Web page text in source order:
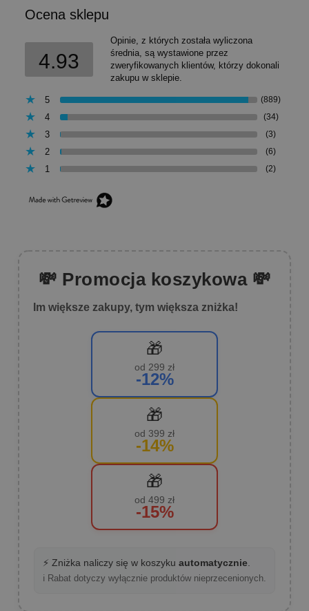
Ocena sklepu
4.93
Opinie, z których została wyliczona
średnia, są wystawione przez
zweryfikowanych klientów, którzy dokonali
zakupu w sklepie.
5 (889)
4 (34)
3 (3)
2 (6)
1 (2)
💸 Promocja koszykowa 💸
Im większe zakupy, tym większa zniżka!
🎁
od 299 zł
-12%
🎁
od 399 zł
-14%
🎁
od 499 zł
-15%
⚡ Zniżka naliczy się w koszyku automatycznie
ℹ️ Rabat dotyczy wyłącznie produktów nieprzecenionych.